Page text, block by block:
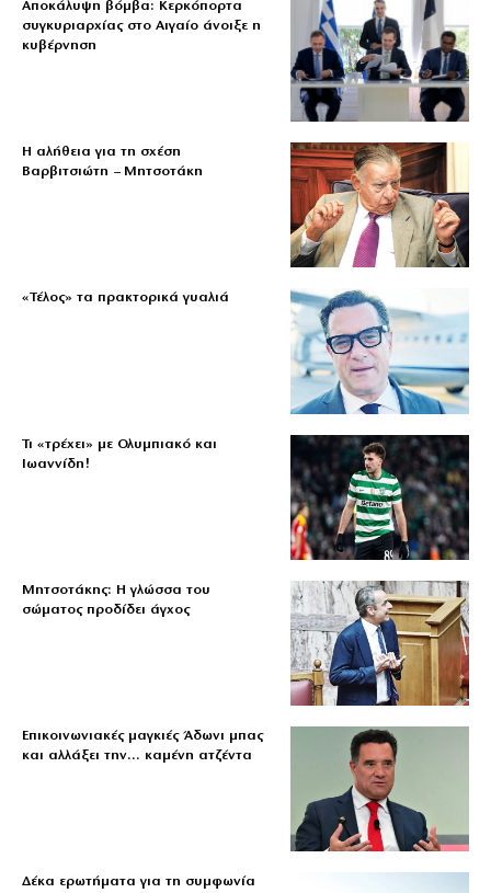
Αποκάλυψη βόμβα: Κερκόπορτα
συγκυριαρχίας στο Αιγαίο άνοιξε η
κυβέρνηση
Η αλήθεια για τη σχέση
Βαρβιτσιώτη – Μητσοτάκη
«Τέλος» τα πρακτορικά γυαλιά
Τι «τρέχει» με Ολυμπιακό και
Ιωαννίδη!
Μητσοτάκης: Η γλώσσα του
σώματος προδίδει άγχος
Επικοινωνιακές μαγκιές Άδωνι μπας
και αλλάξει την… καμένη ατζέντα
Δέκα ερωτήματα για τη συμφωνία